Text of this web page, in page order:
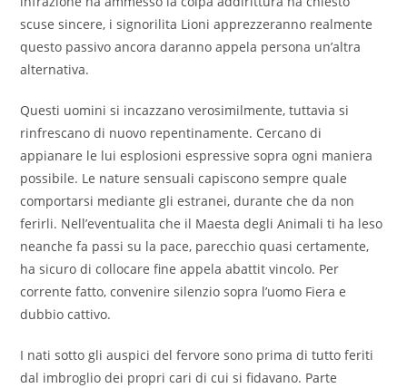
scuse sincere, i signorilita Lioni apprezzeranno realmente
questo passivo ancora daranno appela persona un’altra
alternativa.
Questi uomini si incazzano verosimilmente, tuttavia si
rinfrescano di nuovo repentinamente. Cercano di
appianare le lui esplosioni espressive sopra ogni maniera
possibile. Le nature sensuali capiscono sempre quale
comportarsi mediante gli estranei, durante che da non
ferirli. Nell’eventualita che il Maesta degli Animali ti ha leso
neanche fa passi su la pace, parecchio quasi certamente,
ha sicuro di collocare fine appela abattit vincolo. Per
corrente fatto, convenire silenzio sopra l’uomo Fiera e
dubbio cattivo.
I nati sotto gli auspici del fervore sono prima di tutto feriti
dal imbroglio dei propri cari di cui si fidavano. Parte